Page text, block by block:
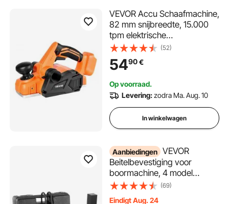
VEVOR Accu Schaafmachine,
82 mm snijbreedte, 15.000
tpm elektrische
schaafmachine voor hout
met borstelloze motor,
instelbare snijdiepte voor
met VEVOR 18V ​​accu (alleen
gereedschap)
(52)
5490€
Op voorraad.
Levering:zodra Ma. Aug. 10
In winkelwagen
Aanbiedingen VEVOR
Beitelbevestiging voor
boormachine, 4 model
boorbits, vierkante
(69)
Eindigt Aug. 24